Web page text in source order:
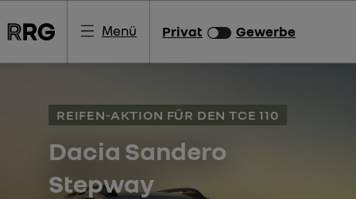
Menü Privat Gewerbe
REIFEN-AKTION FÜR DEN TCE 110
Dacia Sandero
Stepway